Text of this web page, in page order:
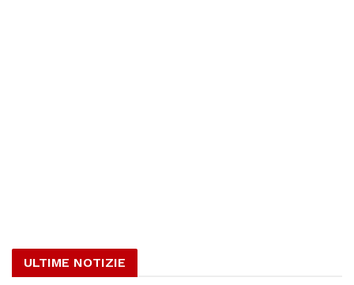
ULTIME NOTIZIE